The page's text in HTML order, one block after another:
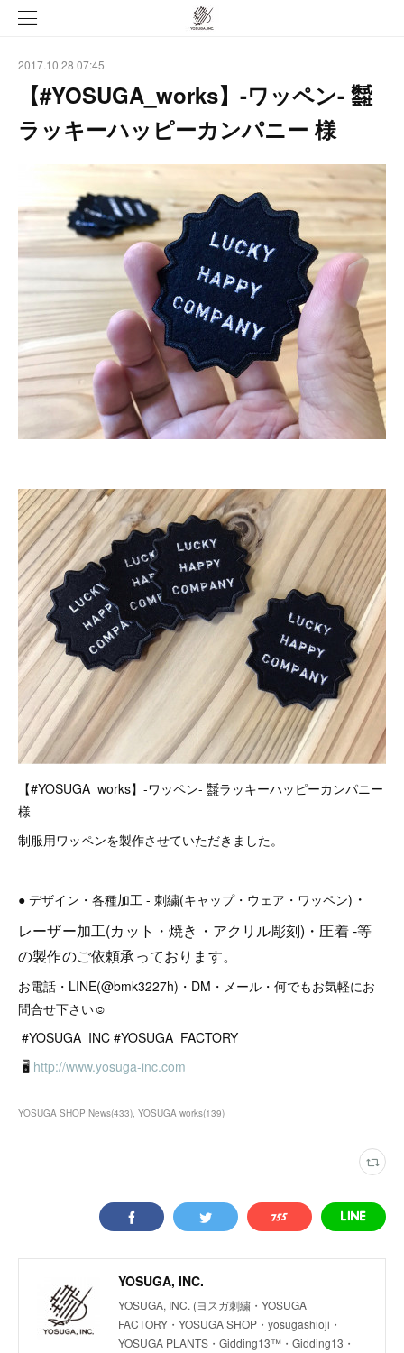
2017.10.28 07:45
【#YOSUGA_works】-ワッペン- ㍿
ラッキーハッピーカンパニー 様
【#YOSUGA_works】-ワッペン- ㍿ラッキーハッピーカンパニー
様
制服用ワッペンを製作させていただきました。
● デザイン・各種加工 - 刺繍(キャップ・ウェア・ワッペン) ・
レーザー加工(カット・焼き・アクリル彫刻)・圧着 -等
の製作のご依頼承っております。
お電話・LINE(@bmk3227h)・DM・メール・何でもお気軽にお
問合せ下さい☺︎
#YOSUGA_INC #YOSUGA_FACTORY
🖥 http://www.yosuga-inc.com
YOSUGA SHOP News(433) YOSUGA works(139)
YOSUGA, INC.
YOSUGA, INC. (ヨスガ刺繍・YOSUGA
FACTORY・YOSUGA SHOP・yosugashioji・
YOSUGA PLANTS・Gidding13™・Gidding13・